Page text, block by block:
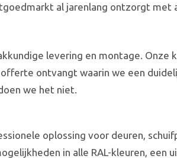
al jarenlang ontzorgt met
levering en montage. Onze
ontvangt waarin we een
we het niet.
oplossing voor deuren,
in alle RAL-kleuren, een